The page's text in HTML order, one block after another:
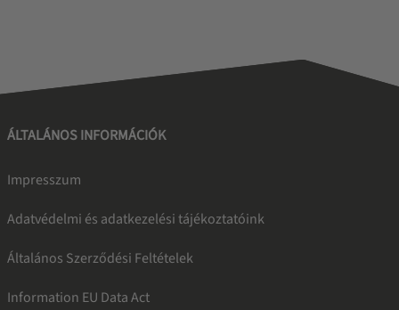
ÁLTALÁNOS INFORMÁCIÓK
Impresszum
Adatvédelmi és adatkezelési tájékoztatóink
Általános Szerződési Feltételek
Information EU Data Act